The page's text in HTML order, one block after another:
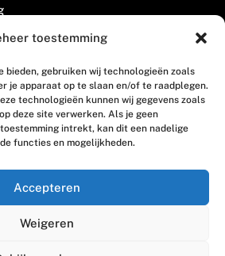
toestemming
bieden, gebruiken wij technologieën zoals
je apparaat op te slaan en/of te raadplegen.
technologieën kunnen wij gegevens zoals
deze site verwerken. Als je geen
intrekt, kan dit een nadelige
functies en mogelijkheden.
Accepteren
Weigeren